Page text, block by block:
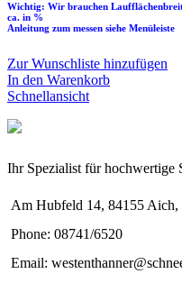
Wichtig: Wir brauchen
ca. in %
Anleitung zum messen siehe Menüleiste
Zur Wunschliste hinzufügen
In den Warenkorb
Schnellansicht
Ihr Spezialist für hochwertige
Am Hubfeld 14, 84155 Aich,
Phone: 08741/6520
Email: